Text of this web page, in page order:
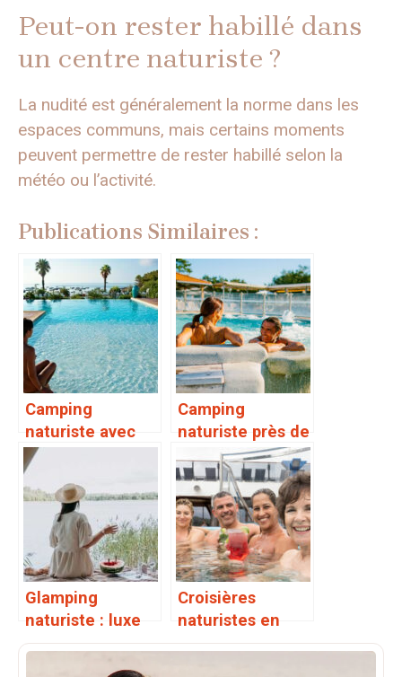
Peut-on rester habillé dans
un centre naturiste ?
La nudité est généralement la norme dans les
espaces communs, mais certains moments
peuvent permettre de rester habillé selon la
météo ou l’activité.
Publications Similaires :
Camping
naturiste avec
piscine : les
meilleures
adresses
Camping
naturiste près de
Bordeaux
Glamping
naturiste : luxe
sans vêtement
Croisières
naturistes en
Méditerranée